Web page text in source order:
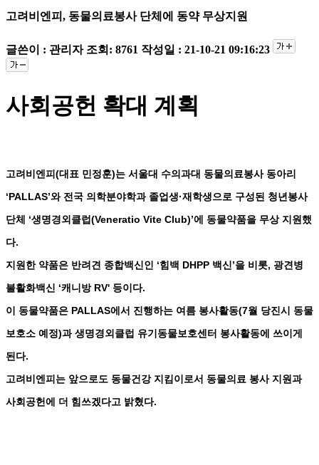
고려비엔피, 동물의료봉사 단체에 동약 무상지원
글쓴이 : 관리자 조회: 8761 작성일 : 21-10-21 09:16:23
사회공헌 확대 계획
고려비엔피(대표 민정훈)는 서울대 수의과대 동물의료봉사 동아리
‘PALLAS’와 전국 의학분야학과 졸업생·재학생으로 구성된 청년봉사
단체 ‘생명경외클럽(Veneratio Vite Club)’에 동물약품을 무상 지원했
다.
지원한 약품은 반려견 종합백신인 ‘힘백 DHPP 백신’을 비롯, 광견병
불활화백신 ‘캐니방 RV' 등이다.
이 동물약품은 PALLAS에서 진행하는 여름 봉사활동(7월 당진시 동물
보호소 예정)과 생명경외클럽 유기동물보호센터 봉사활동에 쓰이게
된다.
고려비엔피는 앞으로도 동물건강 지킴이로서 동물의료 봉사 지원과
사회공헌에 더 힘쓰겠다고 밝혔다.